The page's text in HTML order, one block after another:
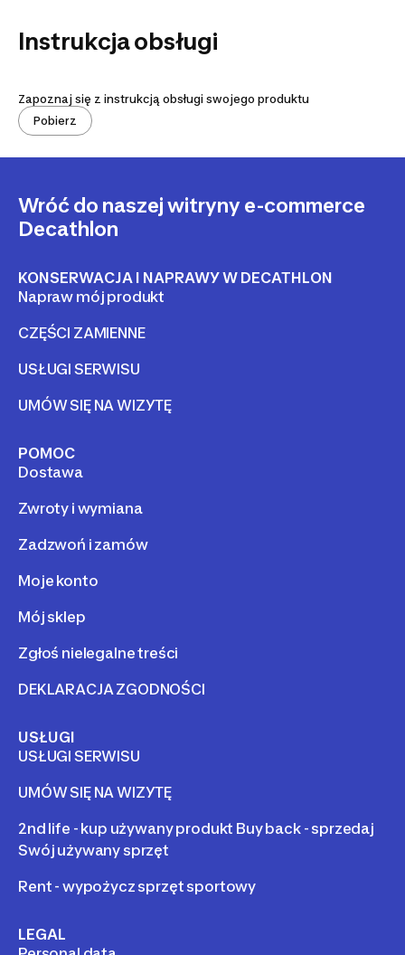
Instrukcja obsługi
Zapoznaj się z instrukcją obsługi swojego produktu
Pobierz
Wróć do naszej witryny e-commerce
Decathlon
KONSERWACJA I NAPRAWY W DECATHLON
Napraw mój produkt
CZĘŚCI ZAMIENNE
USŁUGI SERWISU
UMÓW SIĘ NA WIZYTĘ
POMOC
Dostawa
Zwroty i wymiana
Zadzwoń i zamów
Moje konto
Mój sklep
Zgłoś nielegalne treści
DEKLARACJA ZGODNOŚCI
USŁUGI
USŁUGI SERWISU
UMÓW SIĘ NA WIZYTĘ
2nd life - kup używany produkt Buy back - sprzedaj
Swój używany sprzęt
Rent - wypożycz sprzęt sportowy
LEGAL